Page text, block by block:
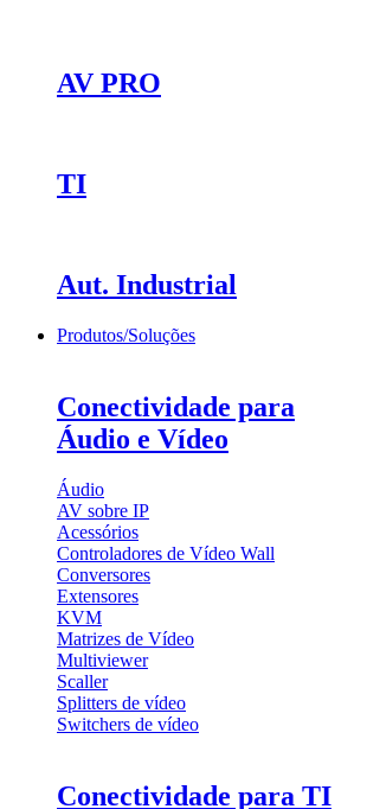
AV PRO
TI
Aut. Industrial
Produtos/Soluções
Conectividade para
Áudio e Vídeo
Áudio
AV sobre IP
Acessórios
Controladores de Vídeo Wall
Conversores
Extensores
KVM
Matrizes de Vídeo
Multiviewer
Scaller
Splitters de vídeo
Switchers de vídeo
Conectividade para TI